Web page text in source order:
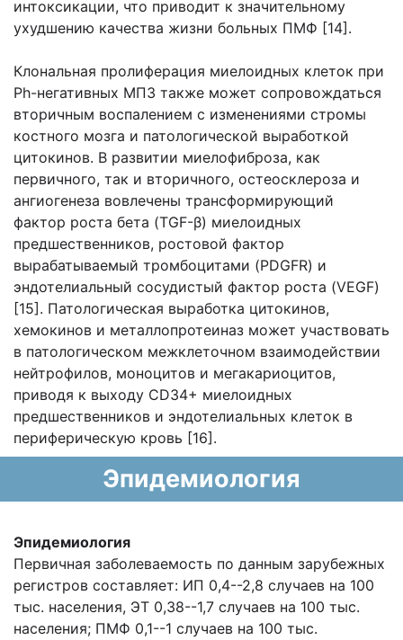
интоксикации, что приводит к значительному
ухудшению качества жизни больных ПМФ [14].
Клональная пролиферация миелоидных клеток при
Ph-негативных МПЗ также может сопровождаться
вторичным воспалением с изменениями стромы
костного мозга и патологической выработкой
цитокинов. В развитии миелофиброза, как
первичного, так и вторичного, остеосклероза и
ангиогенеза вовлечены трансформирующий
фактор роста бета (TGF-β) миелоидных
предшественников, ростовой фактор
вырабатываемый тромбоцитами (PDGFR) и
эндотелиальный сосудистый фактор роста (VEGF)
[15]. Патологическая выработка цитокинов,
хемокинов и металлопротеиназ может участвовать
в патологическом межклеточном взаимодействии
нейтрофилов, моноцитов и мегакариоцитов,
приводя к выходу CD34+ миелоидных
предшественников и эндотелиальных клеток в
периферическую кровь [16].
Эпидемиология
Эпидемиология
Первичная заболеваемость по данным зарубежных
регистров составляет: ИП 0,4--2,8 случаев на 100
тыс. населения, ЭТ 0,38--1,7 случаев на 100 тыс.
населения; ПМФ 0,1--1 случаев на 100 тыс.